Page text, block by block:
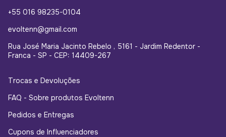
+55 016 98235-0104
evoltenn@gmail.com
Rua José Maria Jacinto Rebelo , 5161 - Jardim Redentor -
Franca - SP - CEP: 14409-267
Trocas e Devoluções
FAQ - Sobre produtos Evoltenn
Pedidos e Entregas
Cupons de Influenciadores